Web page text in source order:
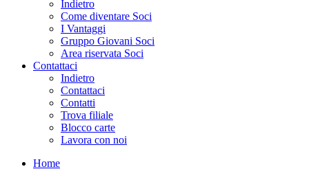
Indietro
Come diventare Soci
I Vantaggi
Gruppo Giovani Soci
Area riservata Soci
Contattaci
Indietro
Contattaci
Contatti
Trova filiale
Blocco carte
Lavora con noi
Home